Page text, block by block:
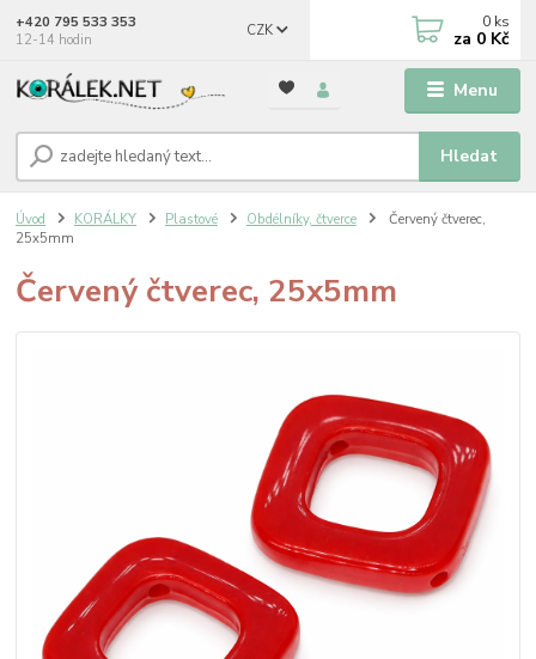
Menu
CZK
Hledat
+420 795 533 353
12-14 hodin
0 ks
za 0 Kč
Úvod KORÁLKY Plastové Obdélníky, čtverce
Červený čtverec,
25x5mm
Červený čtverec, 25x5mm